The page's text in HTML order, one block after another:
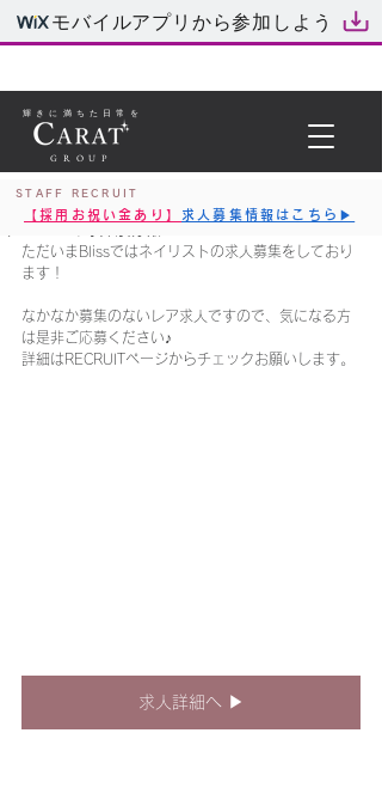
モバイルアプリから参加しよう
輝きに満ちた日常を
GROUP
STAFF RECRUIT
【採用お祝い金あり】 求人募集情報はこちら▶︎
ネイリスト採用情報！
ただいまBlissではネイリストの求人募集をしており
ます！
なかなか募集のないレア求人ですので、気になる方
は是非ご応募ください♪
詳細はRECRUITページからチェックお願いします。
求人詳細へ ▶︎